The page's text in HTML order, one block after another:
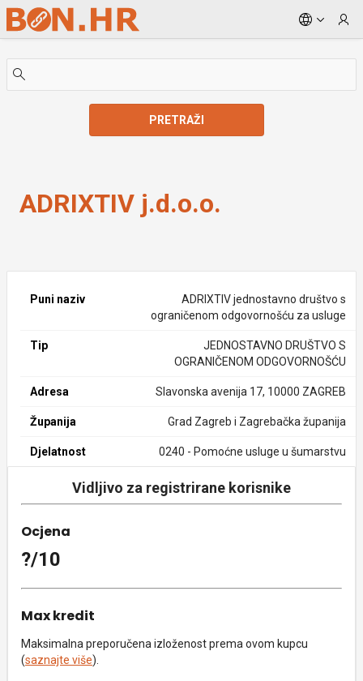
Skip to Main Content
PRETRAŽI
ADRIXTIV j.d.o.o.
Puni naziv
ADRIXTIV jednostavno društvo s
ograničenom odgovornošću za usluge
Tip
JEDNOSTAVNO DRUŠTVO S
OGRANIČENOM ODGOVORNOŠĆU
Adresa Slavonska avenija 17, 10000 ZAGREB
Županija Grad Zagreb i Zagrebačka županija
Djelatnost 0240 - Pomoćne usluge u šumarstvu
Vidljivo za registrirane korisnike
Ocjena
?/10
Max kredit
Maksimalna preporučena izloženost prema ovom kupcu
(saznajte više).